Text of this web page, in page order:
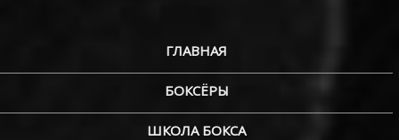
ГЛАВНАЯ
БОКСЁРЫ
ШКОЛА БОКСА